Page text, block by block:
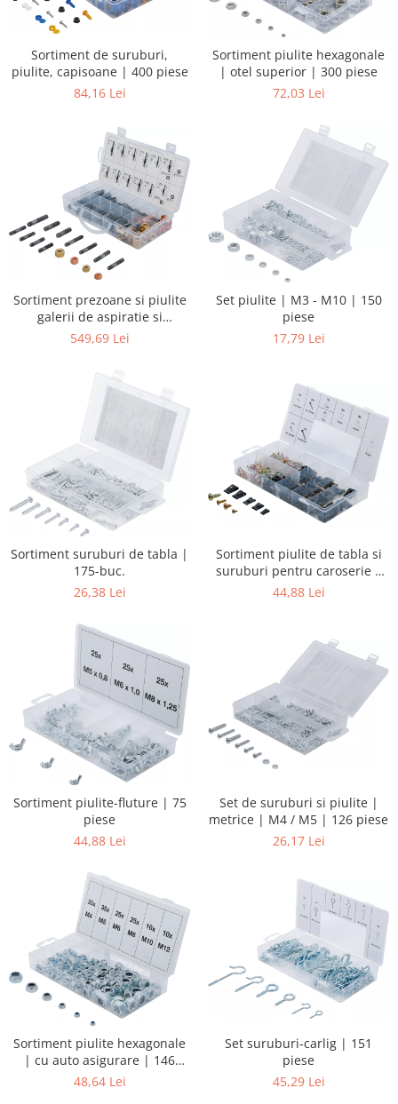
Sortiment de suruburi,
piulite, capisoane | 400 piese
84,16 Lei
Sortiment piulite hexagonale
| otel superior | 300 piese
72,03 Lei
Sortiment prezoane si piulite
galerii de aspiratie si
evacuare | 100 piese
549,69 Lei
Set piulite | M3 - M10 | 150
piese
17,79 Lei
Sortiment suruburi de tabla |
175-buc.
26,38 Lei
Sortiment piulite de tabla si
suruburi pentru caroserie |
170 piese
44,88 Lei
Sortiment piulite-fluture | 75
piese
44,88 Lei
Set de suruburi si piulite |
metrice | M4 / M5 | 126 piese
26,17 Lei
Sortiment piulite hexagonale
| cu auto asigurare | 146
piese
48,64 Lei
Set suruburi-carlig | 151
piese
45,29 Lei